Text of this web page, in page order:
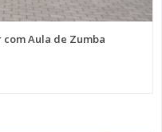
Aula de Zumba